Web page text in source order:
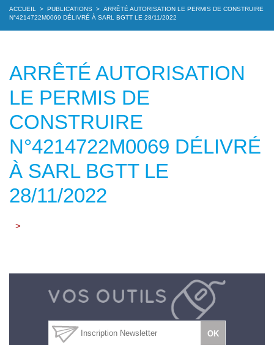
ACCUEIL > PUBLICATIONS > ARRÊTÉ AUTORISATION LE PERMIS DE CONSTRUIRE
N°4214722M0069 DÉLIVRÉ À SARL BGTT LE 28/11/2022
ARRÊTÉ AUTORISATION
LE PERMIS DE
CONSTRUIRE
N°4214722M0069 DÉLIVRÉ
À SARL BGTT LE
28/11/2022
>